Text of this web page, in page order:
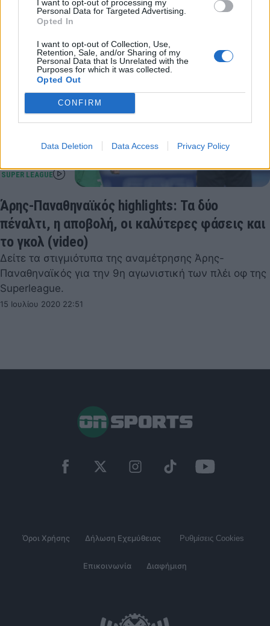
I want to opt-out of processing my
Personal Data for Targeted Advertising.
Opted In
I want to opt-out of Collection, Use,
Retention, Sale, and/or Sharing of my
Personal Data that Is Unrelated with the
Purposes for which it was collected.
Opted Out
CONFIRM
Data Deletion Data Access Privacy Policy
Άρης-Παναθηναϊκός highlights: Τα δύο
πέναλτι, η αποβολή, οι καλύτερες φάσεις και
το γκολ (video)
Δείτε τα στιγμιότυπα της αναμέτρησης Άρης-
Παναθηναϊκός για την 9η αγωνιστική των πλέι οφ της
Superleague.
15 Ιουλίου 2020 22:51
Όροι Χρήσης Δήλωση Εχεμύθειας Ρυθμίσεις Cookies
Επικοινωνία Διαφήμιση